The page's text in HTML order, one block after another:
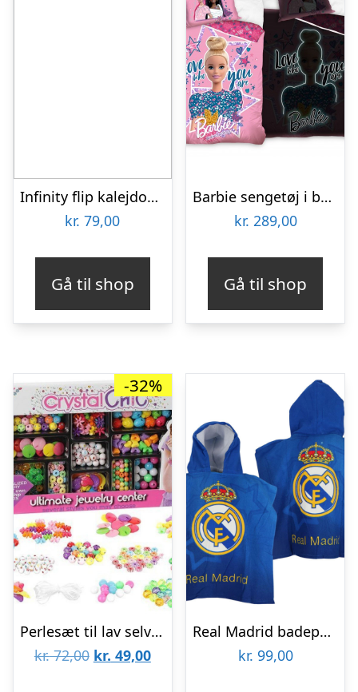
Infinity flip kalejdoskop fidget – Mønster
kr. 79,00
Gå til shop
Barbie sengetøj i bomuld med selvlysende mønster
kr. 289,00
Gå til shop
-32%
Perlesæt til lav selv smykker til børn
kr.72,00 Den
kr. 49,00Den
Real Madrid badeponcho til børn
kr. 99,00